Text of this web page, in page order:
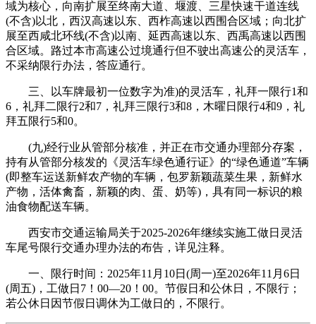
域为核心，向南扩展至终南大道、堰渡、三星快速干道连线
(不含)以北，西汉高速以东、西柞高速以西围合区域；向北扩
展至西咸北环线(不含)以南、延西高速以东、西禹高速以西围
合区域。路过本市高速公过境通行但不驶出高速公的灵活车，
不采纳限行办法，答应通行。
三、以车牌最初一位数字为准)的灵活车，礼拜一限行1和
6，礼拜二限行2和7，礼拜三限行3和8，木曜日限行4和9，礼
拜五限行5和0。
(九)经行业从管部分核准，并正在市交通办理部分存案，
持有从管部分核发的《灵活车绿色通行证》的“绿色通道”车辆
(即整车运送新鲜农产物的车辆，包罗新颖蔬菜生果，新鲜水
产物，活体禽畜，新颖的肉、蛋、奶等)，具有同一标识的粮
油食物配送车辆。
西安市交通运输局关于2025-2026年继续实施工做日灵活
车尾号限行交通办理办法的布告，详见注释。
一、限行时间：2025年11月10日(周一)至2026年11月6日
(周五)，工做日7！00—20！00。节假日和公休日，不限行；
若公休日因节假日调休为工做日的，不限行。